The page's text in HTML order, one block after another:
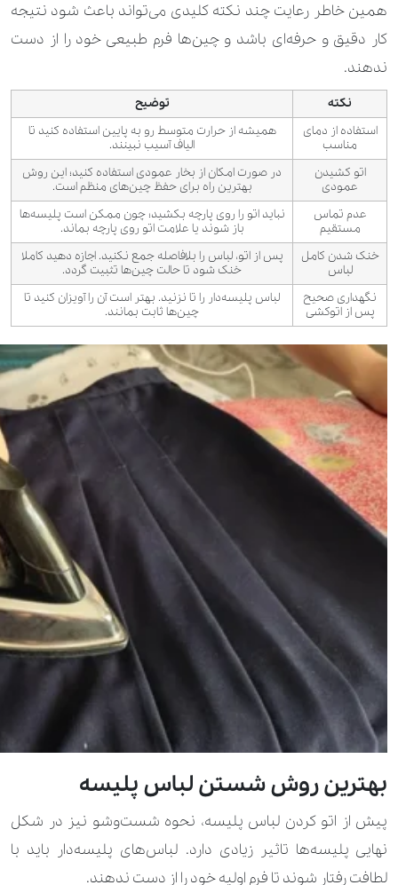
همین خاطر رعایت چند نکته کلیدی می‌تواند باعث شود نتیجه
کار دقیق و حرفه‌ای باشد و چین‌ها فرم طبیعی خود را از دست
ندهند.
نکته
توضیح
استفاده از دمای
مناسب
همیشه از حرارت متوسط رو به پایین استفاده کنید تا
الیاف آسیب نبینند.
اتو کشیدن
عمودی
در صورت امکان از بخار عمودی استفاده کنید؛ این روش
بهترین راه برای حفظ چین‌های منظم است.
عدم تماس
مستقیم
نباید اتو را روی پارچه بکشید؛ چون ممکن است پلیسه‌ها
باز شوند یا علامت اتو روی پارچه بماند.
خنک شدن کامل
لباس
پس از اتو، لباس را بلافاصله جمع نکنید. اجازه دهید کاملا
خنک شود تا حالت چین‌ها تثبیت گردد.
نگهداری صحیح
پس از اتوکشی
لباس پلیسه‌دار را تا نزنید. بهتر است آن را آویزان کنید تا
چین‌ها ثابت بمانند.
بهترین روش شستن لباس پلیسه
پیش از اتو کردن لباس پلیسه، نحوه شست‌وشو نیز در شکل
نهایی پلیسه‌ها تاثیر زیادی دارد. لباس‌های پلیسه‌دار باید با
لطافت رفتار شوند تا فرم اولیه خود را از دست ندهند.